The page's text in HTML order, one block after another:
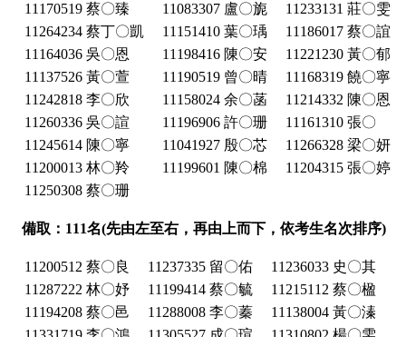
11170519 蔡〇臻
11083307 盧〇旎
11233131 莊〇雯
11264234 蔡丁〇凱
11151410 葉〇瑀
11186017 蔡〇誼
11164036 吳〇恩
11198416 陳〇安
11221230 黃〇郁
11137526 黃〇萱
11190519 曾〇晴
11168319 饒〇寧
11242818 李〇欣
11158024 余〇菡
11214332 陳〇恩
11260336 吳〇諠
11196906 許〇珊
11161310 張〇
11245614 陳〇寧
11041927 殷〇芯
11266328 梁〇妍
11200013 林〇羚
11199601 陳〇棉
11204315 張〇婷
11250308 蔡〇珊
備取：111名(先由左至右，再由上而下，依考生名次排序)
11200512 蔡〇良 11237335 留〇佑
11236033 史〇其
11287222 林〇妤
11199414 蔡〇毓
11215112 蔡〇楹
11194208 蔡〇邑
11288008 李〇蓁
11138004 黃〇溱